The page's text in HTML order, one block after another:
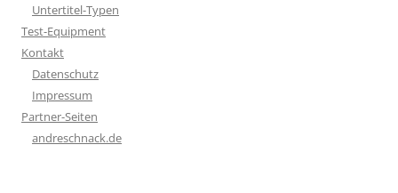
Untertitel-Typen
Test-Equipment
Kontakt
Datenschutz
Impressum
Partner-Seiten
andreschnack.de